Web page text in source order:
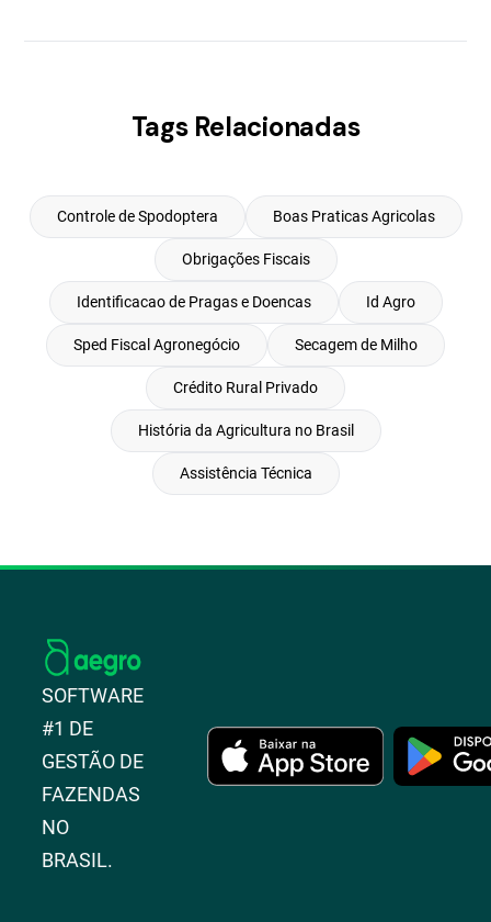
Tags Relacionadas
Controle de Spodoptera Boas Praticas Agricolas
Obrigações Fiscais
Identificacao de Pragas e Doencas Id Agro
Sped Fiscal Agronegócio Secagem de Milho
Crédito Rural Privado
História da Agricultura no Brasil
Assistência Técnica
SOFTWARE
#1 DE
GESTÃO DE
FAZENDAS
NO
BRASIL.